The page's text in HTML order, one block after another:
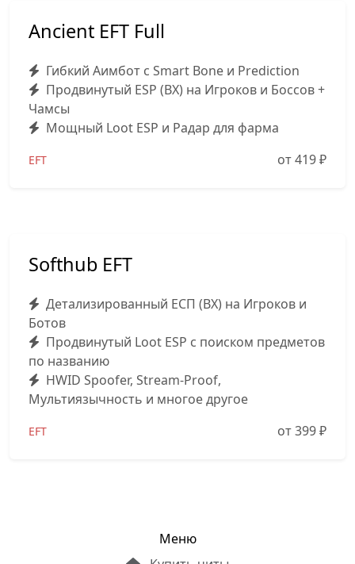
Ancient EFT Full
Гибкий Аимбот с Smart Bone и Prediction
Продвинутый ESP (ВХ) на Игроков и Боссов +
Чамсы
Мощный Loot ESP и Радар для фарма
EFT от 419₽
Softhub EFT
Детализированный ЕСП (ВХ) на Игроков и
Ботов
Продвинутый Loot ESP с поиском предметов
по названию
HWID Spoofer, Stream-Proof,
Мультиязычность и многое другое
EFT от 399₽
Меню